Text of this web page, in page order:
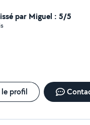
par Miguel : 5/5
le profil